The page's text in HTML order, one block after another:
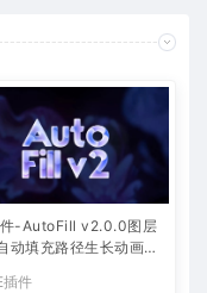
-AutoFill v2.0.0图层
动填充路径生长动画
插件